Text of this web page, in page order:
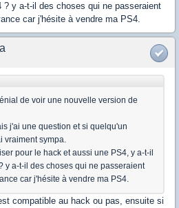
? y a-t-il des choses qui ne passeraient
car j'hésite à vendre ma PS4.
de voir une nouvelle version de
j'ai une question et si quelqu'un
vraiment sympa.
pour le hack et aussi une PS4, y a-t-il
y a-t-il des choses qui ne passeraient
car j'hésite à vendre ma PS4.
compatible au hack ou pas, ensuite si